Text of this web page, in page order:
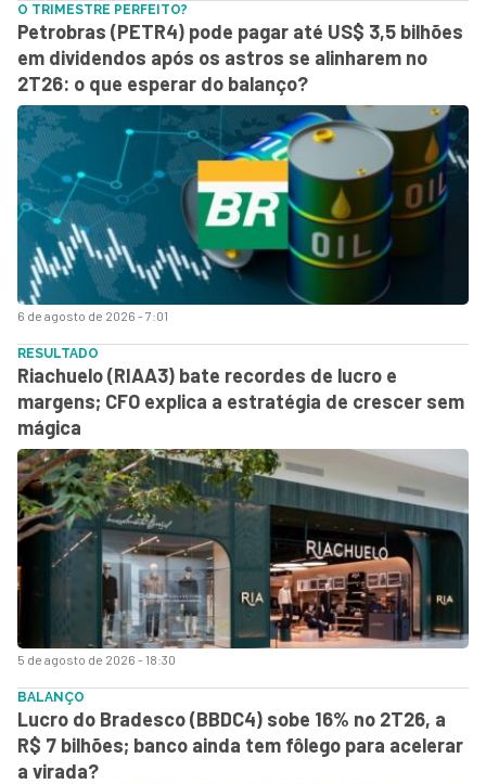
6 de agosto de 2026 - 7:01
O TRIMESTRE PERFEITO?
Petrobras (PETR4) pode pagar até US$ 3,5 bilhões
em dividendos após os astros se alinharem no
2T26: o que esperar do balanço?
5 de agosto de 2026 - 18:30
RESULTADO
Riachuelo (RIAA3) bate recordes de lucro e
margens; CFO explica a estratégia de crescer sem
mágica
BALANÇO
Lucro do Bradesco (BBDC4) sobe 16% no 2T26, a
R$ 7 bilhões; banco ainda tem fôlego para acelerar
a virada?